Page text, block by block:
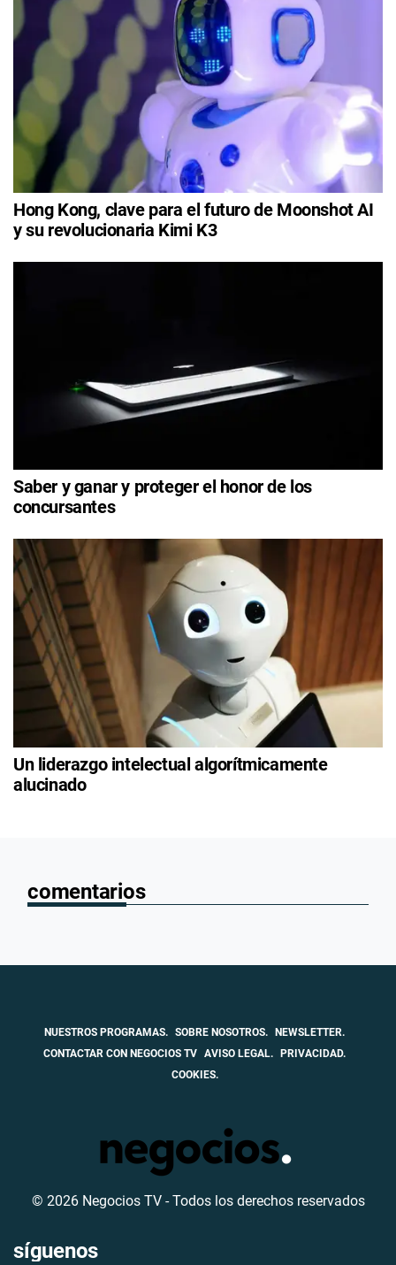
Hong Kong, clave para el futuro de Moonshot AI
y su revolucionaria Kimi K3
Saber y ganar y proteger el honor de los
concursantes
Un liderazgo intelectual algorítmicamente
alucinado
comentarios
NUESTROS PROGRAMAS. SOBRE NOSOTROS. NEWSLETTER.
CONTACTAR CON NEGOCIOS TV AVISO LEGAL. PRIVACIDAD.
COOKIES.
© 2026 Negocios TV - Todos los derechos reservados
síguenos